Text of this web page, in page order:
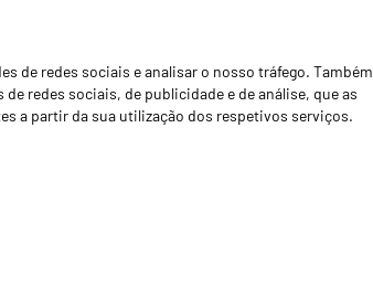
de redes sociais e analisar o nosso tráfego. Também
redes sociais, de publicidade e de análise, que as
a partir da sua utilização dos respetivos serviços.
Notícias
Concessionários